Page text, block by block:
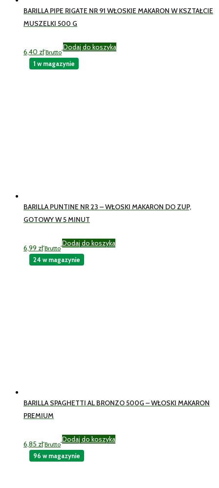
BARILLA PIPE RIGATE NR 91 WŁOSKIE MAKARON W KSZTAŁCIE
MUSZELKI 500 G
6,40 zł Brutto
Dodaj do koszyka
BARILLA PUNTINE NR 23 – WŁOSKI MAKARON DO ZUP,
GOTOWY W 5 MINUT
6,99 zł Brutto
Dodaj do koszyka
1 w magazynie
BARILLA SPAGHETTI AL BRONZO 500G – WŁOSKI MAKARON
PREMIUM
6,85 zł Brutto
Dodaj do koszyka
24 w magazynie
96 w magazynie